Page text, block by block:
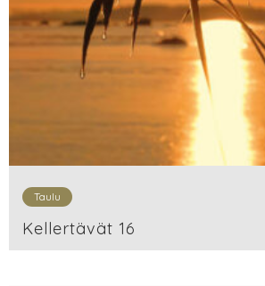
Taulu
Kellertävät 16